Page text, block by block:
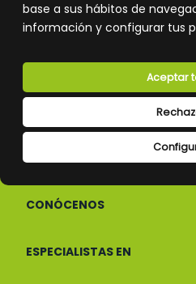
base a sus hábitos de
información y configurar tus
Aceptar
CONÓCENOS
ESPECIALISTAS EN